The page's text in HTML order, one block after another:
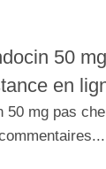
50
en
50 mg pas